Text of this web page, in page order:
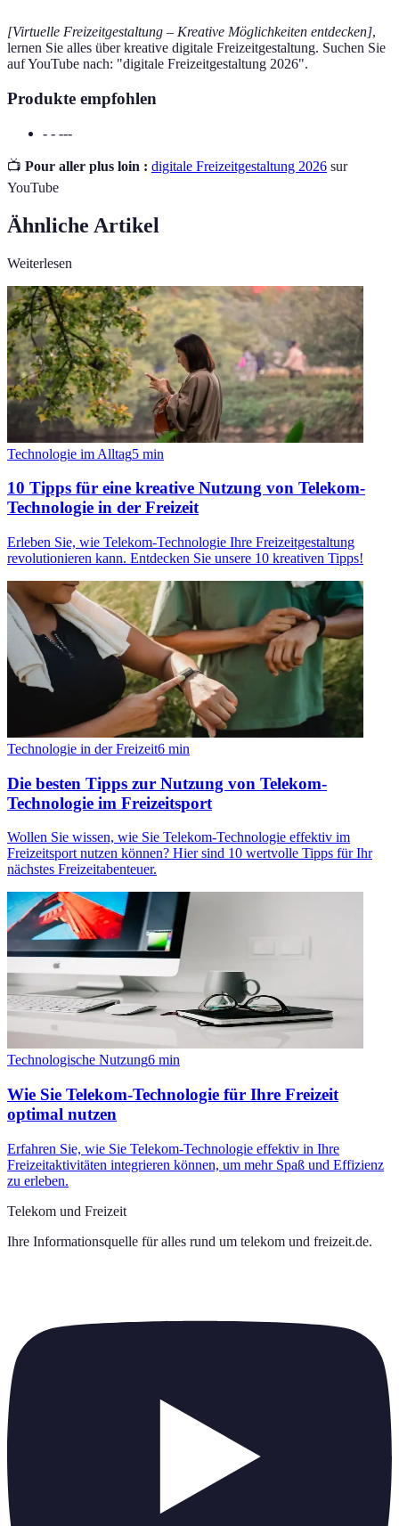
[Virtuelle Freizeitgestaltung – Kreative Möglichkeiten entdecken],
lernen Sie alles über kreative digitale Freizeitgestaltung. Suchen Sie
auf YouTube nach: "digitale Freizeitgestaltung 2026".
Produkte empfohlen
- - ---
📺 Pour aller plus loin : digitale Freizeitgestaltung 2026 sur
YouTube
Ähnliche Artikel
Weiterlesen
Technologie im Alltag5 min
10 Tipps für eine kreative Nutzung von Telekom-
Technologie in der Freizeit
Erleben Sie, wie Telekom-Technologie Ihre Freizeitgestaltung
revolutionieren kann. Entdecken Sie unsere 10 kreativen Tipps!
Technologie in der Freizeit6 min
Die besten Tipps zur Nutzung von Telekom-
Technologie im Freizeitsport
Wollen Sie wissen, wie Sie Telekom-Technologie effektiv im
Freizeitsport nutzen können? Hier sind 10 wertvolle Tipps für Ihr
nächstes Freizeitabenteuer.
Technologische Nutzung6 min
Wie Sie Telekom-Technologie für Ihre Freizeit
optimal nutzen
Erfahren Sie, wie Sie Telekom-Technologie effektiv in Ihre
Freizeitaktivitäten integrieren können, um mehr Spaß und Effizienz
zu erleben.
Telekom und Freizeit
Ihre Informationsquelle für alles rund um telekom und freizeit.de.